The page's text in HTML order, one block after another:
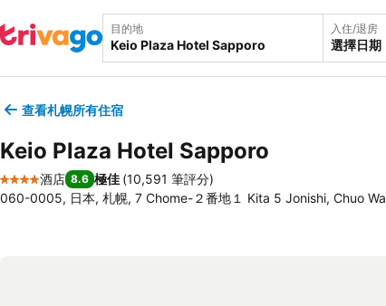
目的地 入住/退房
選擇日期
查看札幌所有住宿
Keio Plaza Hotel Sapporo
4 星級
酒店 8.6 極佳 (10,591 筆評分)
060-0005, 日本, 札幌, 7 Chome-２番地１ Kita 5 Jonishi, Chuo